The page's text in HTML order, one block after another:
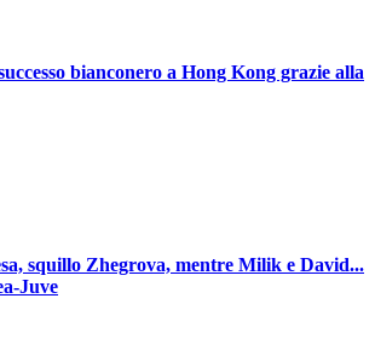
bianconero a Hong Kong grazie alla
squillo Zhegrova, mentre Milik e David...
Juve